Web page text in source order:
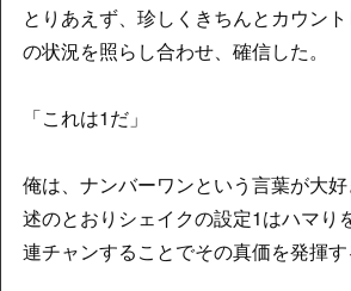
とりあえず、珍しくきちんとカウン
の状況を照らし合わせ、確信した。
「これは1だ」
俺は、ナンバーワンという言葉が大
述のとおりシェイクの設定1はハマり
連チャンすることでその真価を発揮す